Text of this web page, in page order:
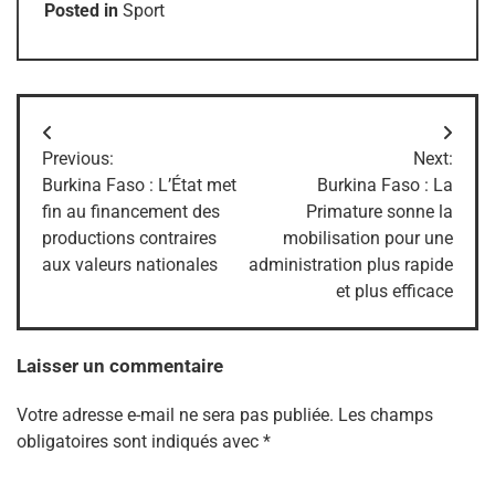
Posted in Sport
Navigation
de
l’article
Previous:
Burkina Faso : L’État met
fin au financement des
productions contraires
aux valeurs nationales
Next:
Burkina Faso : La
Primature sonne la
mobilisation pour une
administration plus rapide
et plus efficace
Laisser un commentaire
Votre adresse e-mail ne sera pas publiée. Les champs
obligatoires sont indiqués avec *